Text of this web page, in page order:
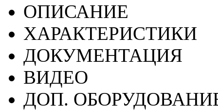
ОПИСАНИЕ
ХАРАКТЕРИСТИКИ
ДОКУМЕНТАЦИЯ
ВИДЕО
ДОП.